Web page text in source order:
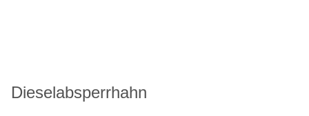
Dieselabsperrhahn